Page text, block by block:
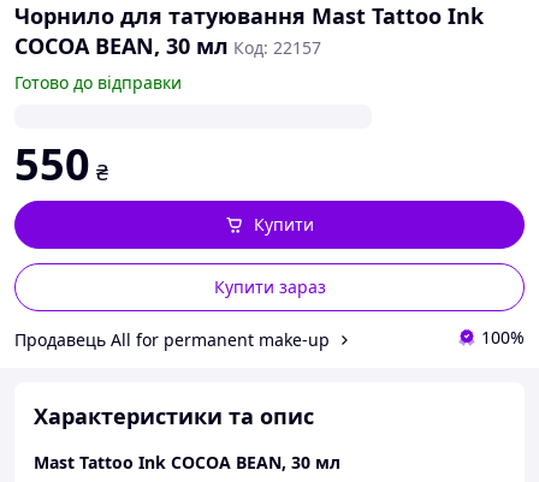
Чорнило для татуювання Mast Tattoo Ink
COCOA BEAN, 30 мл Код: 22157
Готово до відправки
550 ₴
Купити зараз
Купити
Продавець All for permanent make-up 100%
Характеристики та опис
Mast Tattoo Ink COCOA BEAN, 30 мл